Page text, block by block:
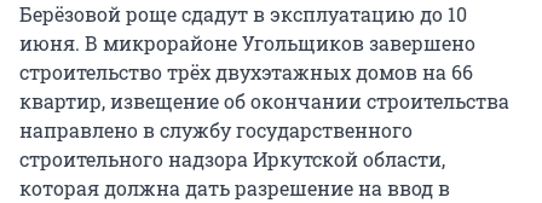
Берёзовой роще сдадут в эксплуатацию до 10
июня. В микрорайоне Угольщиков завершено
строительство трёх двухэтажных домов на 66
квартир, извещение об окончании строительства
направлено в службу государственного
строительного надзора Иркутской области,
которая должна дать разрешение на ввод в